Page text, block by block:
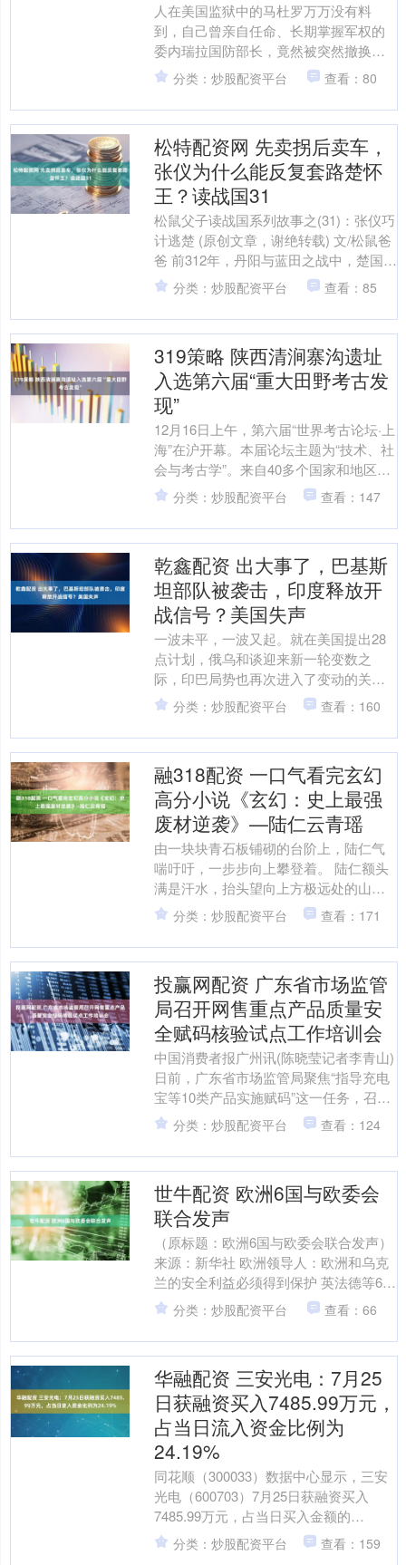
人在美国监狱中的马杜罗万万没有料
到，自己曾亲自任命、长期掌握军权的
委内瑞拉国防部长，竟然被突然撤换。
当地时间3月18日，委内瑞拉代总统德尔
西·罗德里格斯通过社交....
分类：炒股配资平台 查看：80
松特配资网 先卖拐后卖车，
张仪为什么能反复套路楚怀
王？读战国31
松鼠父子读战国系列故事之(31)：张仪巧
计逃楚 (原创文章，谢绝转载) 文/松鼠爸
爸 前312年，丹阳与蓝田之战中，楚国遭
遇惨败，楚怀王对秦国的恨意愈加深
重。 ....
分类：炒股配资平台 查看：85
319策略 陕西清涧寨沟遗址
入选第六届“重大田野考古发
现”
12月16日上午，第六届“世界考古论坛·上
海”在沪开幕。本届论坛主题为“技术、社
会与考古学”。来自40多个国家和地区的
300余位专家学者与会，围绕技术对社会
的影....
分类：炒股配资平台 查看：147
乾鑫配资 出大事了，巴基斯
坦部队被袭击，印度释放开
战信号？美国失声
一波未平，一波又起。就在美国提出28
点计划，俄乌和谈迎来新一轮变数之
际，印巴局势也再次进入了变动的关键
时刻。最近发生了三件与印巴及其他相
关国家密切相关的大事，值....
分类：炒股配资平台 查看：160
融318配资 一口气看完玄幻
高分小说《玄幻：史上最强
废材逆袭》—陆仁云青瑶
由一块块青石板铺砌的台阶上，陆仁气
喘吁吁，一步步向上攀登着。 陆仁额头
满是汗水，抬头望向上方极远处的山
门，目测还有上百个台阶，嘴角不由泛
着苦涩。 “不愧是姜云国....
分类：炒股配资平台 查看：171
投赢网配资 广东省市场监管
局召开网售重点产品质量安
全赋码核验试点工作培训会
中国消费者报广州讯(陈晓莹记者李青山)
日前，广东省市场监管局聚焦“指导充电
宝等10类产品实施赋码”这一任务，召开
网售重点产品质量安全赋码核验试点工
作培训会。 会....
分类：炒股配资平台 查看：124
世牛配资 欧洲6国与欧委会
联合发声
（原标题：欧洲6国与欧委会联合发声）
来源：新华社 欧洲领导人：欧洲和乌克
兰的安全利益必须得到保护 英法德等6个
欧洲国家领导人和欧盟委员会主席冯德
莱恩9日晚发表....
分类：炒股配资平台 查看：66
华融配资 三安光电：7月25
日获融资买入7485.99万元，
占当日流入资金比例为
24.19%
同花顺（300033）数据中心显示，三安
光电（600703）7月25日获融资买入
7485.99万元，占当日买入金额的
24.19%，当前融资余额42.55亿元，占....
分类：炒股配资平台 查看：159